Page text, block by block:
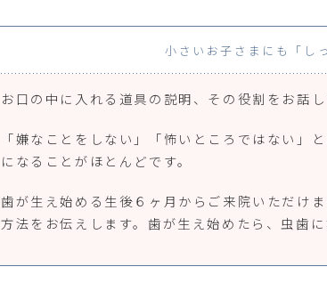
小さいお子さまにも「し
お口の中に入れる道具の説明、その役割をお話
「嫌なことをしない」「怖いところではない」
になることがほとんどです。
歯が生え始める生後６ヶ月からご来院いただけ
方法をお伝えします。歯が生え始めたら、虫歯